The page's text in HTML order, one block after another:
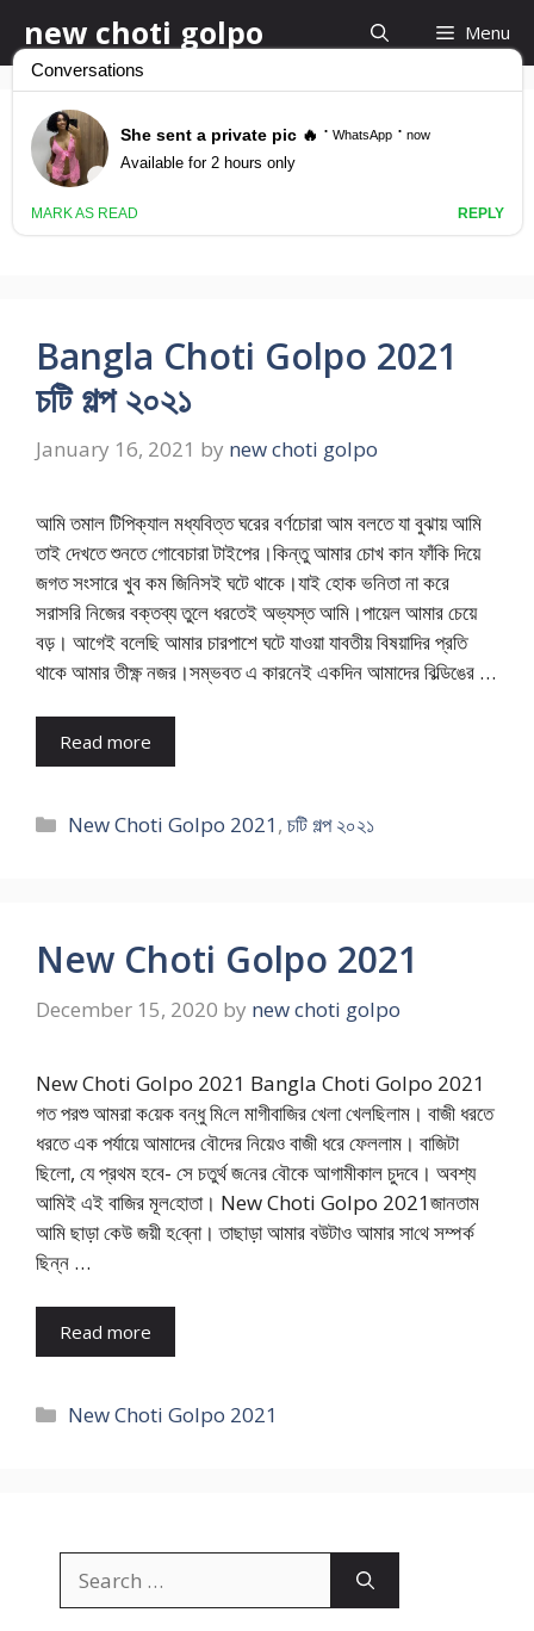
to
content
new choti golpo Menu
New Choti Golpo
2021
Bangla Choti Golpo 2021
চটি গল্প ২০২১
January 16, 2021 by new choti golpo
আমি তমাল টিপিক্যাল মধ্যবিত্ত ঘরের বর্ণচোরা আম বলতে যা বুঝায় আমি
তাই দেখতে শুনতে গোবেচারা টাইপের।কিন্তু আমার চোখ কান ফাঁকি দিয়ে
জগত সংসারে খুব কম জিনিসই ঘটে থাকে।যাই হোক ভনিতা না করে
সরাসরি নিজের বক্তব্য তুলে ধরতেই অভ্যস্ত আমি।পায়েল আমার চেয়ে
বড়। আগেই বলেছি আমার চারপাশে ঘটে যাওয়া যাবতীয় বিষয়াদির প্রতি
থাকে আমার তীক্ষ্ণ নজর।সম্ভবত এ কারনেই একদিন আমাদের বিল্ডিঙের …
Read more
Categories
New Choti Golpo 2021,চটি গল্প ২০২১
New Choti Golpo 2021
December 15, 2020 by new choti golpo
New Choti Golpo 2021 Bangla Choti Golpo 2021
গত পরশু আমরা ক‌য়েক বন্ধু মি‌লে মাগীবা‌জির খেলা খেলছিলাম। বাজী ধরতে
ধরতে এক পর্যায়ে আমাদের বৌদের নিয়েও বাজী ধরে ফেললাম। বাজিটা
ছিলো, যে প্রথম হবে- সে চতুর্থ জ‌নের বৌকে আগামীকাল চুদবে। অবশ্য
আ‌মিই এই বা‌জির মূল‌হোতা। New Choti Golpo 2021জানতাম
আ‌মি ছাড়া কেউ জয়ী হ‌ব্নো। তাছাড়া আমার বউটাও আমার সা‌থে সম্পর্ক
ছিন্ন …
Read more
Categories
New Choti Golpo 2021
for: